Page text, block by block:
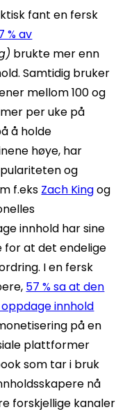
fant en fersk
% av
brukte mer enn
Samtidig bruker
mellom 100 og
per uke på
å holde
høye, har
og
f.eks Zach Kingog
innhold har sine
for at det endelige
I en fersk
57 % sa at den
innhold
på en
plattformer
som tar i bruk
nå
forskjellige kanaler